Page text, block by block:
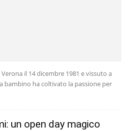
il 14 dicembre 1981 e vissuto a
bambino ha coltivato la passione per
un open day magico